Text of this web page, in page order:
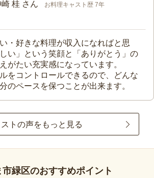
桂 さん お料理キャスト歴 7年
・好きな料理が収入になればと思
い」という笑顔と「ありがとう」の
がたい充実感になっています。
をコントロールできるので、どんな
のペースを保つことが出来ます。
トの声をもっと見る
緑区のおすすめポイント